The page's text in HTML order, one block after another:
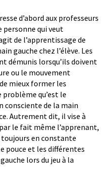
d’abord aux professeurs
qui veut
de l’apprentissage de
gauche chez l’élève. Les
démunis lorsqu’ils doivent
ou le mouvement
mieux former les
qu’est le
consciente de la main
Autrement dit, il vise à
le fait même l’apprenant,
en constante
pouce et les différentes
lors du jeu à la